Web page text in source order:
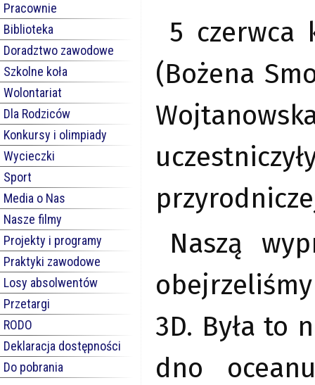
Pracownie
Biblioteka
Doradztwo zawodowe
Szkolne koła
Wolontariat
Dla Rodziców
Konkursy i olimpiady
Wycieczki
Sport
Media o Nas
Nasze filmy
Projekty i programy
Praktyki zawodowe
Losy absolwentów
Przetargi
RODO
Deklaracja dostępności
Do pobrania
5 czerwca
(Bożena
Naszą
3D. Była to
dno